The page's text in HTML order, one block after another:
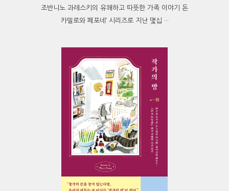
조반니노 과레스키의 유쾌하고 따뜻한 가족 이야기 돈
카밀로와 페포네’ 시리즈로 지난 몇십 ···